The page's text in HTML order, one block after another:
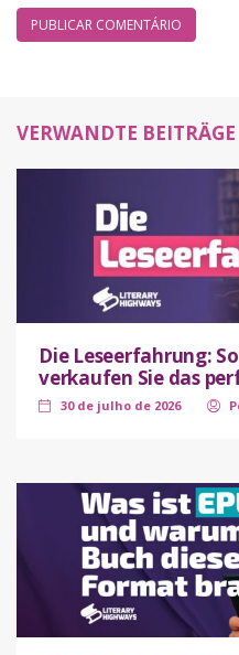
VERWANDTE BEITRÄGE
Die Leseerfahrung:
verkaufen Sie das
30 de julho de 2026